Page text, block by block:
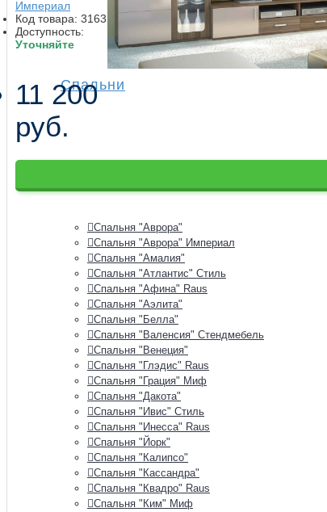
Спальни
Спальни модульные
Спальня "Аврора"
Спальня "Аврора" Империал
Спальня "Амалия"
Спальня "Атлантис" Стиль
Спальня "Афина" Raus
Спальня "Аэлита"
Спальня "Белла"
Спальня "Валенсия" Стендмебель
Спальня "Венеция"
Спальня "Глэдис" Raus
Спальня "Грация" Миф
Спальня "Дакота"
Спальня "Ивис" Стиль
Спальня "Инесса" Raus
Спальня "Йорк"
Спальня "Калипсо"
Спальня "Кассандра"
Спальня "Квадро" Raus
Спальня "Ким" Миф
Империал
Код товара: 3163
Доступность:
Уточняйте
11 200
руб.